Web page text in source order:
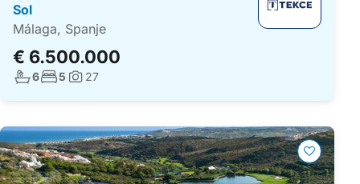
Sol
Málaga, Spanje
€ 6.500.000
Aantal badkamers:
6Aantal slaapkamers:
5 Foto's:
27